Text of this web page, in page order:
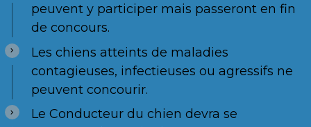
peuvent y participer mais passeront en fin
de concours.
Les chiens atteints de maladies
contagieuses, infectieuses ou agressifs ne
peuvent concourir.
Le Conducteur du chien devra se